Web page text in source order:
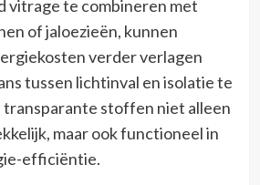
vitrage te combineren met
of jaloezieën, kunnen
verder verlagen
tussen lichtinval en isolatie te
transparante stoffen niet alleen
maar ook functioneel in
efficiëntie.